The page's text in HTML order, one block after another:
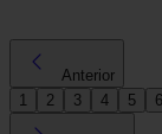
Anterior
1
2 3 4 5 6